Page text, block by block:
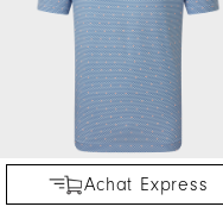
Achat Express